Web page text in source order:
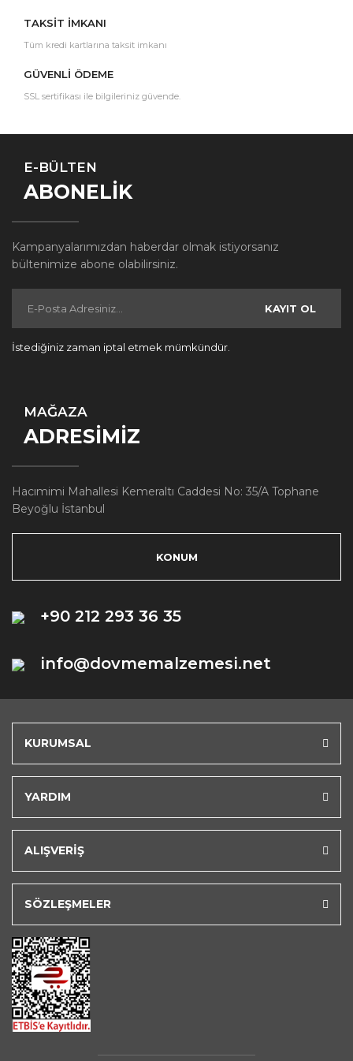
TAKSİT İMKANI
Tüm kredi kartlarına taksit imkanı
GÜVENLİ ÖDEME
SSL sertifikası ile bilgileriniz güvende.
E-BÜLTEN
ABONELİK
Kampanyalarımızdan haberdar olmak istiyorsanız
bültenimize abone olabilirsiniz.
KAYIT OL
İstediğiniz zaman iptal etmek mümkündür.
MAĞAZA
ADRESİMİZ
Hacımimi Mahallesi Kemeraltı Caddesi No: 35/A Tophane
Beyoğlu İstanbul
KONUM
+90 212 293 36 35
info@dovmemalzemesi.net
KURUMSAL
YARDIM
ALIŞVERİŞ
SÖZLEŞMELER